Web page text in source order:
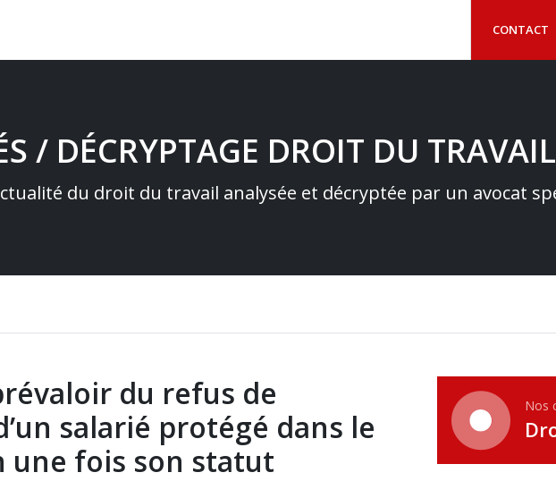
CONTACT
/ DÉCRYPTAGE DROIT DU TRAVAIL
du droit du travail analysée et décryptée par un avocat
du refus de
salarié protégé dans le
une fois son statut
Nos